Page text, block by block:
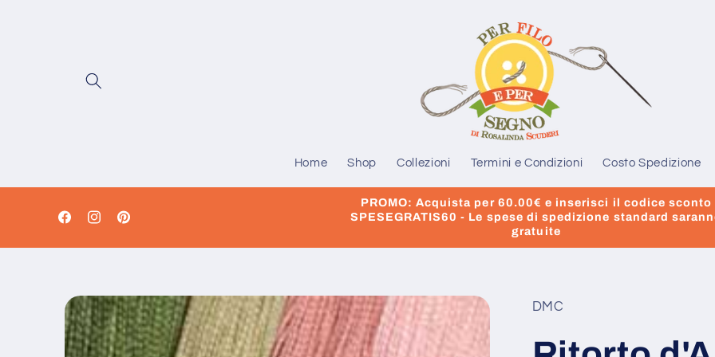
Home Shop Collezioni Termini e Condizioni Costo Spedizione
FacebookInstagramPinterest
PROMO: Acquista per 60.00€ e inserisci il codice sconto
SPESEGRATIS60 - Le spese di spedizione standard
gratuite
Passa alle
informazioni
sul prodotto
DMC